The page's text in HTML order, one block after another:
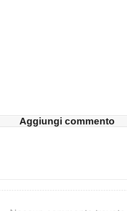
Aggiungi commento